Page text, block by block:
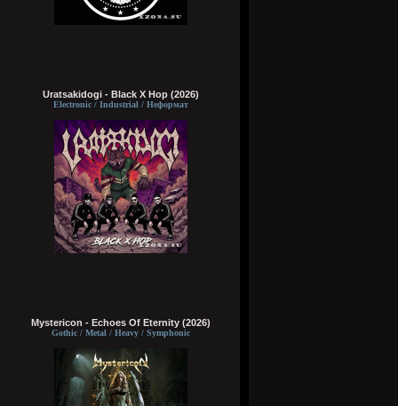
Uratsakidogi - Black X Hop (2026)
Electronic / Industrial / Неформат
Mystericon - Echoes Of Eternity (2026)
Gothic / Metal / Heavy / Symphonic